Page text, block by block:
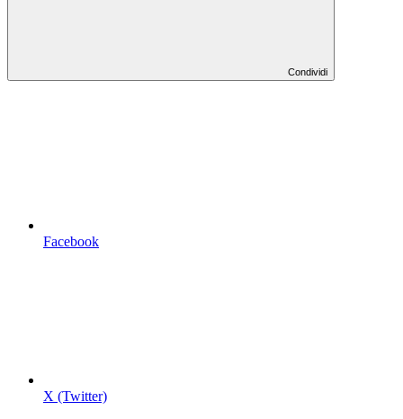
Condividi
Facebook
X (Twitter)